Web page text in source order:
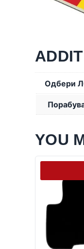
Одбери
YOU